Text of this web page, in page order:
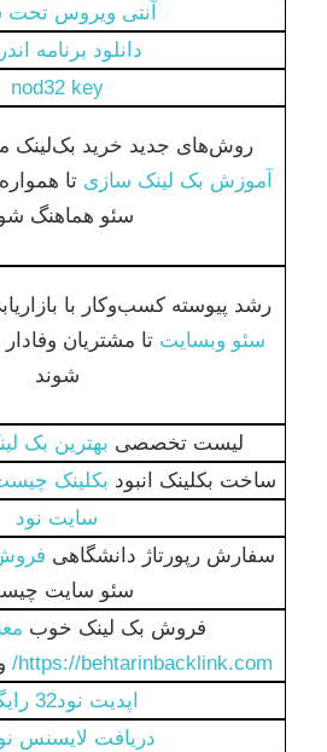
آنتی ویروس تحت
دانلود برنامه
nod32 key
روش‌های جدید خرید بک‌لینک
آموزش بک لینک سازی تا
سئو هماهنگ
رشد پیوسته کسب‌وکار با
سئو وبسایت تا مشتریان
شوند
لیست تخصصی بهترین بک
ساخت بکلینک انبود بکلینک
سایت نود
سفارش رپورتاژ دانشگاهی
سئو سایت
فروش بک لینک خوب
https://behtarinbacklink.com/
اپدیت نود32 رایگان
دریافت لایسنس